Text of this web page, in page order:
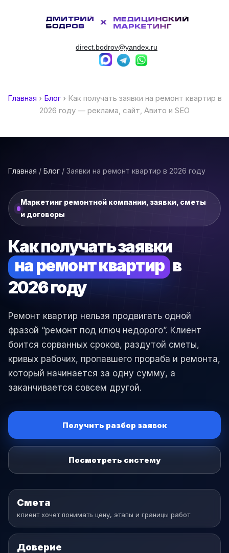
direct.bodrov@yandex.ru
Главная › Блог› Как получать заявки на ремонт квартир в
2026 году — реклама, сайт, Авито и SEO
Главная / Блог / Заявки на ремонт квартир в 2026 году
Маркетинг ремонтной компании, заявки, сметы
и договоры
Как получать заявки
на ремонт квартир в
2026 году
Ремонт квартир нельзя продвигать одной
фразой “ремонт под ключ недорого”. Клиент
боится сорванных сроков, раздутой сметы,
кривых рабочих, пропавшего прораба и ремонта,
который начинается за одну сумму, а
заканчивается совсем другой.
Получить разбор заявок
Посмотреть систему
Смета
клиент хочет понимать цену, этапы и границы работ
Доверие